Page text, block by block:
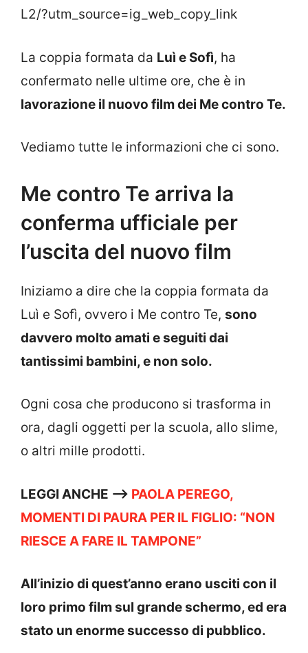
L2/?utm_source=ig_web_copy_link
La coppia formata da Luì e Sofì, ha
confermato nelle ultime ore, che è in
lavorazione il nuovo film dei Me contro Te.
Vediamo tutte le informazioni che ci sono.
Me contro Te arriva la
conferma ufficiale per
l’uscita del nuovo film
Iniziamo a dire che la coppia formata da
Luì e Sofì, ovvero i Me contro Te, sono
davvero molto amati e seguiti dai
tantissimi bambini, e non solo.
Ogni cosa che producono si trasforma in
ora, dagli oggetti per la scuola, allo slime,
o altri mille prodotti.
LEGGI ANCHE —-> PAOLA PEREGO,
MOMENTI DI PAURA PER IL FIGLIO: “NON
RIESCE A FARE IL TAMPONE”
All’inizio di quest’anno erano usciti con il
loro primo film sul grande schermo, ed era
stato un enorme successo di pubblico.